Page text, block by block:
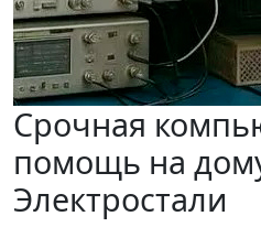
Срочная
помощь на
Электростали